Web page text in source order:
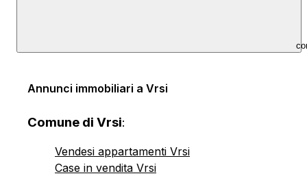
Annunci immobiliari a Vrsi
Comune di Vrsi:
Vendesi appartamenti Vrsi
Case in vendita Vrsi